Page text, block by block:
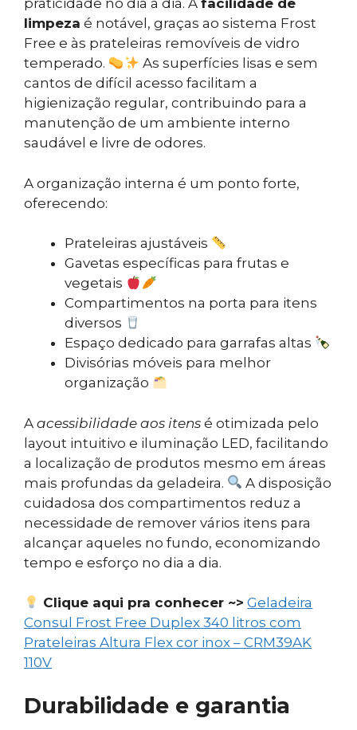
praticidade no dia a dia. A facilidade de
limpeza é notável, graças ao sistema Frost
Free e às prateleiras removíveis de vidro
temperado.
As superfícies lisas e sem
cantos de difícil acesso facilitam a
higienização regular, contribuindo para a
manutenção de um ambiente interno
saudável e livre de odores.
A organização interna é um ponto forte,
oferecendo:
Prateleiras ajustáveis
Gavetas específicas para frutas e
vegetais
Compartimentos na porta para itens
diversos
Espaço dedicado para garrafas altas
Divisórias móveis para melhor
organização
A acessibilidade aos itens é otimizada pelo
layout intuitivo e iluminação LED, facilitando
a localização de produtos mesmo em áreas
mais profundas da geladeira.
A disposição
cuidadosa dos compartimentos reduz a
necessidade de remover vários itens para
alcançar aqueles no fundo, economizando
tempo e esforço no dia a dia.
Clique aqui pra conhecer ~> Geladeira
Consul Frost Free Duplex 340 litros com
Prateleiras Altura Flex cor inox – CRM39AK
110V
Durabilidade e garantia